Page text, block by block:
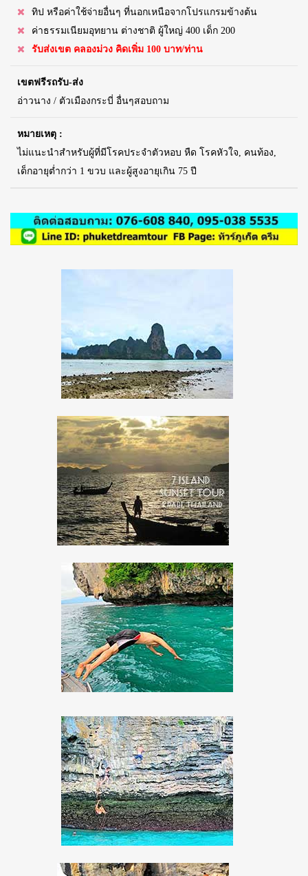
ทิป หรือค่าใช้จ่ายอื่นๆ ที่นอกเหนือจากโปรแกรมข้างต้น
ค่าธรรมเนียมอุทยาน ต่างชาติ ผู้ใหญ่ 400 เด็ก 200
รับส่งเขต คลองม่วง คิดเพิ่ม 100 บาท/ท่าน
เขตฟรีรถรับ-ส่ง
อ่าวนาง / ตัวเมืองกระบี่ อื่นๆสอบถาม
หมายเหตุ :
ไม่แนะนำสำหรับผู้ที่มีโรคประจำตัวหอบ หืด โรคหัวใจ, คนท้อง,
เด็กอายุต่ำกว่า 1 ขวบ และผู้สูงอายุเกิน 75 ปี